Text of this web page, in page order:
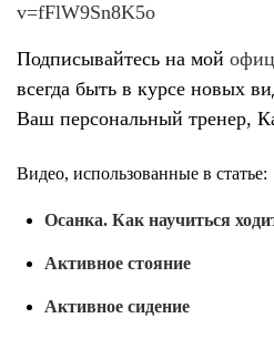
v=fFlW9Sn8K5o
Подписывайтесь на мой
всегда быть в курсе новых
Ваш персональный тренер,
Видео, использованные в статье:
Осанка. Как научиться
Активное стояние
Активное сидение